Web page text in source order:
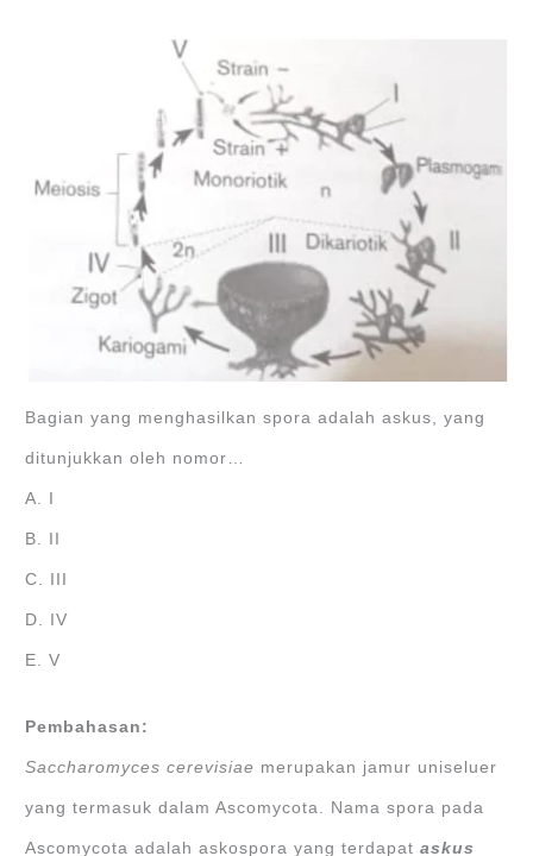
Bagian yang menghasilkan spora adalah askus, yang
ditunjukkan oleh nomor…
A. I
B. II
C. III
D. IV
E. V
Pembahasan:
Saccharomyces cerevisiae merupakan jamur uniseluer
yang termasuk dalam Ascomycota. Nama spora pada
Ascomycota adalah askospora yang terdapataskus